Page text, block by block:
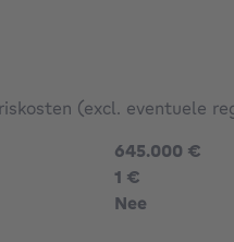
(excl. eventuele
645.000 €
1 €
Nee